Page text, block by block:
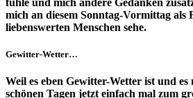
mich an diesem Sonntag-Vormittag als
liebenswerten Menschen sehe.
Gewitter-Wetter…
Weil es eben Gewitter-Wetter ist und
schönen Tagen jetzt einfach mal zum